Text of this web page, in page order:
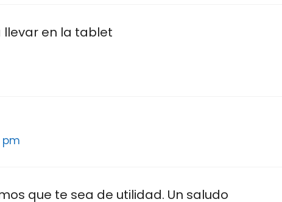
llevar en la tablet
pm
que te sea de utilidad. Un saludo